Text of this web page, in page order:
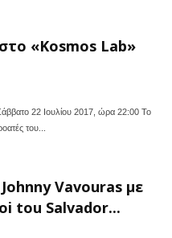
«Kosmos Lab»
22 Ιουλίου 2017, ώρα 22:00 Το
του...
Vavouras με
tou Salvador...